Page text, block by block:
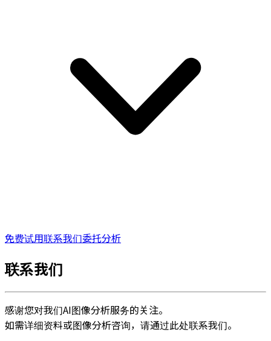
免费试用联系我们委托分析
联系我们
感谢您对我们AI图像分析服务的关注。
如需详细资料或图像分析咨询，请通过此处联系我们。